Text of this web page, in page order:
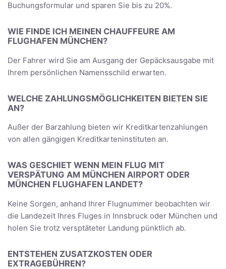
Buchungsformular und sparen Sie bis zu 20%.
WIE FINDE ICH MEINEN CHAUFFEURE AM
FLUGHAFEN MÜNCHEN?
Der Fahrer wird Sie am Ausgang der Gepäcksausgabe mit
Ihrem persönlichen Namensschild erwarten.
WELCHE ZAHLUNGSMÖGLICHKEITEN BIETEN SIE
AN?
Außer der Barzahlung bieten wir Kreditkartenzahlungen
von allen gängigen Kreditkarteninstituten an.
WAS GESCHIET WENN MEIN FLUG MIT
VERSPÄTUNG AM MÜNCHEN AIRPORT ODER
MÜNCHEN FLUGHAFEN LANDET?
Keine Sorgen, anhand Ihrer Flugnummer beobachten wir
die Landezeit Ihres Fluges in Innsbruck oder München und
holen Sie trotz versptäteter Landung pünktlich ab.
ENTSTEHEN ZUSATZKOSTEN ODER
EXTRAGEBÜHREN?